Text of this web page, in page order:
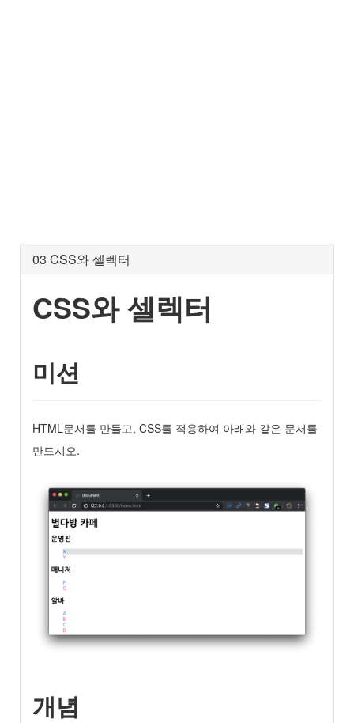
03 CSS와 셀렉터
CSS와 셀렉터
미션
HTML문서를 만들고, CSS를 적용하여 아래와 같은 문서를
만드시오.
개념